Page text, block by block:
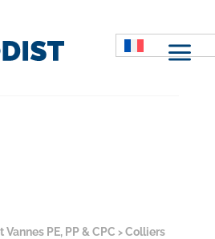
M
Vannes PE, PP & CPC > Colliers